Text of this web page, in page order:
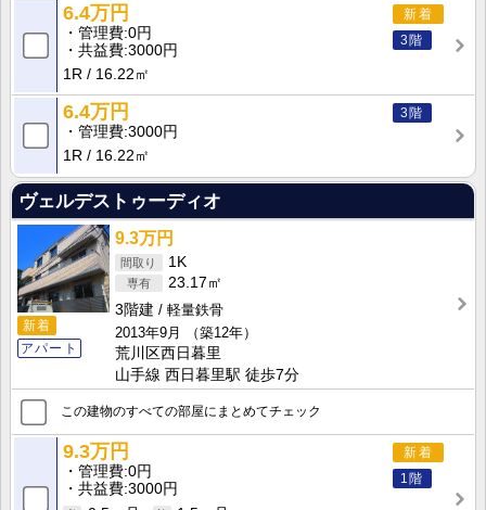
新着
3階
6.4万円
管理費 0円
共益費 3000円
1R
16.22㎡
3階
6.4万円
管理費 3000円
1R
16.22㎡
ヴェルデストゥーディオ
新着
アパート
9.3万円
1K
23.17㎡
3階建
軽量鉄骨
2013年9月
（築12年）
荒川区西日暮里
山手線 西日暮里駅 徒歩7分
この建物のすべての部屋にまとめてチェック
新着
1階
9.3万円
管理費 0円
共益費 3000円